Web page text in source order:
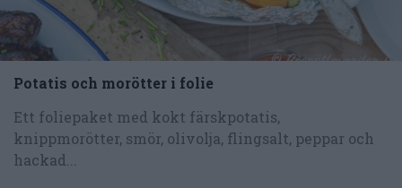
Potatis och morötter i folie
Ett foliepaket med kokt färskpotatis,
knippmorötter, smör, olivolja, flingsalt, peppar och
hackad...